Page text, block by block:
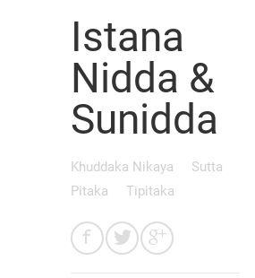
Istana
Nidda &
Sunidda
Khuddaka Nikaya
Sutta
Pitaka
Tipitaka